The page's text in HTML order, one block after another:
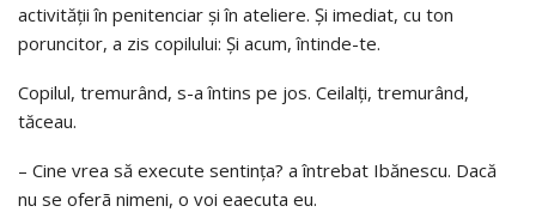
activităţii în penitenciar şi în ateliere. Şi imediat, cu ton
poruncitor, a zis copilului: Şi acum, întinde-te.
Copilul, tremurând, s-a întins pe jos. Ceilalţi, tremurând,
tăceau.
– Cine vrea să execute sentinţa? a întrebat Ibănescu. Dacă
nu se oferã nimeni, o voi eaecuta eu.